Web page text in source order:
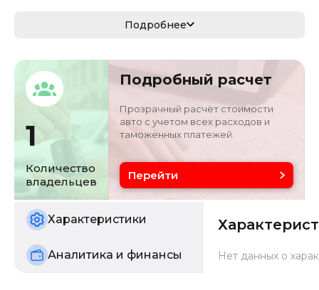
118 кВ
Кузов
седан/хэтчбек
LSVNR60CXPN1190
Объём двигателя
1.5 л
Цвет
Состояние
б/у
Подробнее
1
Количество
владельцев
Подробный расчет
Прозрачный расчёт стоимости
авто с учетом всех расходов и
таможенных платежей.
Перейти
Характеристики
Аналитика и финансы Нет данных о